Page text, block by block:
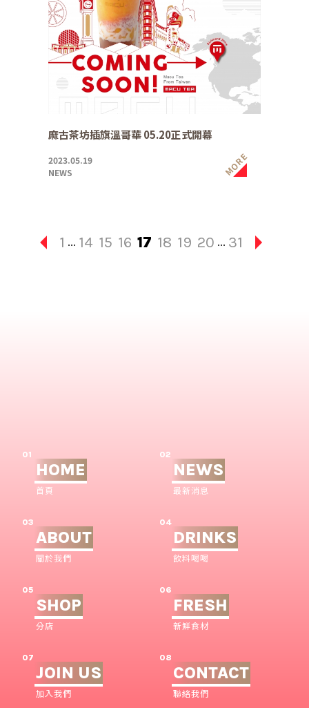
麻古茶坊插旗溫哥華 05.20正式開幕
2023.05.19
NEWS
MORE
1 ... 14 15 16 17 18 19 20 ... 31
01
HOME
首頁
02
NEWS
最新消息
03
ABOUT
關於我們
04
DRINKS
飲料喝喝
05
SHOP
分店
06
FRESH
新鮮食材
07
JOIN US
加入我們
08
CONTACT
聯絡我們